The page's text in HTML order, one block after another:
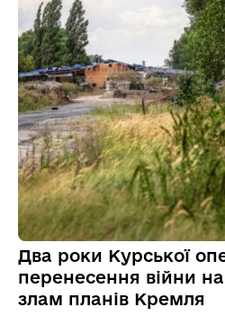
Два роки Курської
перенесення війни
злам планів Кремля